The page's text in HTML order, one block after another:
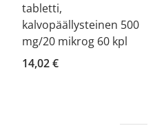
tabletti,
kalvopäällysteinen 500
mg/20 mikrog 60 kpl
14,02 €